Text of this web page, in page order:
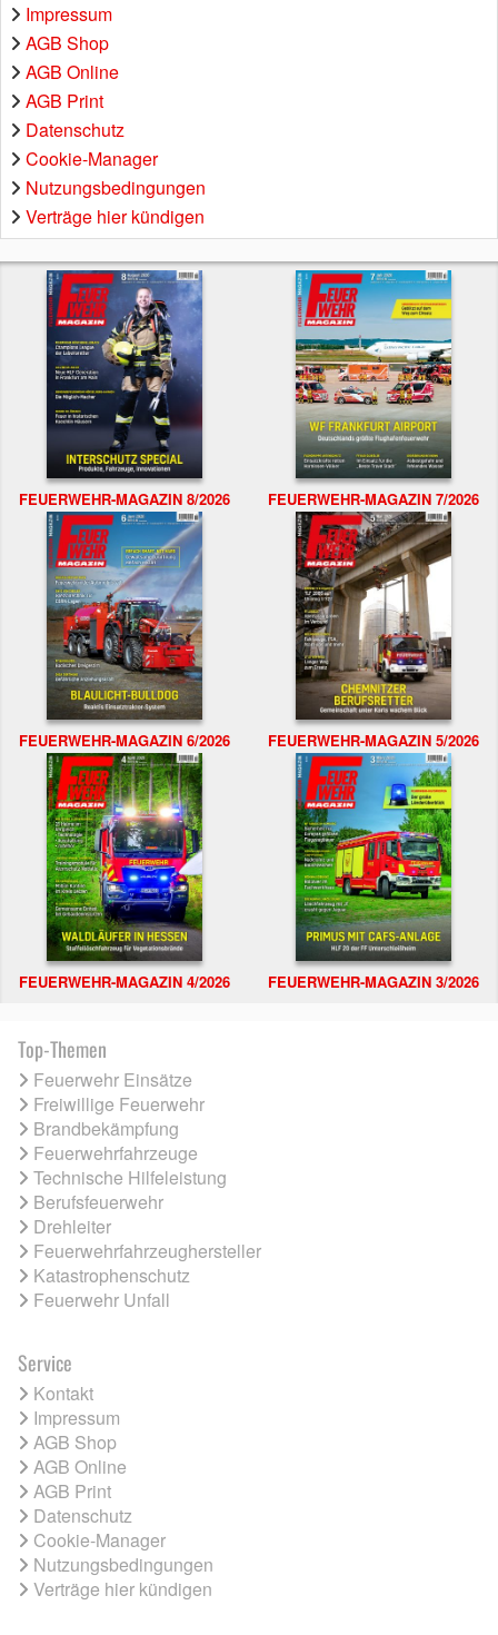
Impressum
AGB Shop
AGB Online
AGB Print
Datenschutz
Cookie-Manager
Nutzungsbedingungen
Verträge hier kündigen
FEUERWEHR-MAGAZIN 8/2026 FEUERWEHR-MAGAZIN 7/2026
FEUERWEHR-MAGAZIN 6/2026 FEUERWEHR-MAGAZIN 5/2026
FEUERWEHR-MAGAZIN 4/2026 FEUERWEHR-MAGAZIN 3/2026
Top-Themen
Feuerwehr Einsätze
Freiwillige Feuerwehr
Brandbekämpfung
Feuerwehrfahrzeuge
Technische Hilfeleistung
Berufsfeuerwehr
Drehleiter
Feuerwehrfahrzeughersteller
Katastrophenschutz
Feuerwehr Unfall
Service
Kontakt
Impressum
AGB Shop
AGB Online
AGB Print
Datenschutz
Cookie-Manager
Nutzungsbedingungen
Verträge hier kündigen